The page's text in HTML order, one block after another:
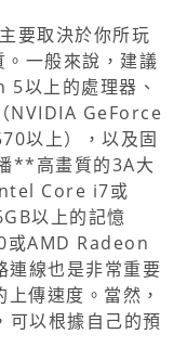
要取決於你所玩
一般來說，建議
以上的處理器、
NVIDIA GeForce
以上），以及固
**高畫質的3A大
Core i7或
以上的記憶
或AMD Radeon
連線也是非常重要
傳速度。當然，
可以根據自己的預